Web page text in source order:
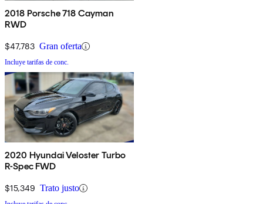
2018 Porsche 718 Cayman
RWD
$47,783 Gran oferta
Incluye tarifas de conc.
2020 Hyundai Veloster Turbo
R-Spec FWD
$15,349 Trato justo